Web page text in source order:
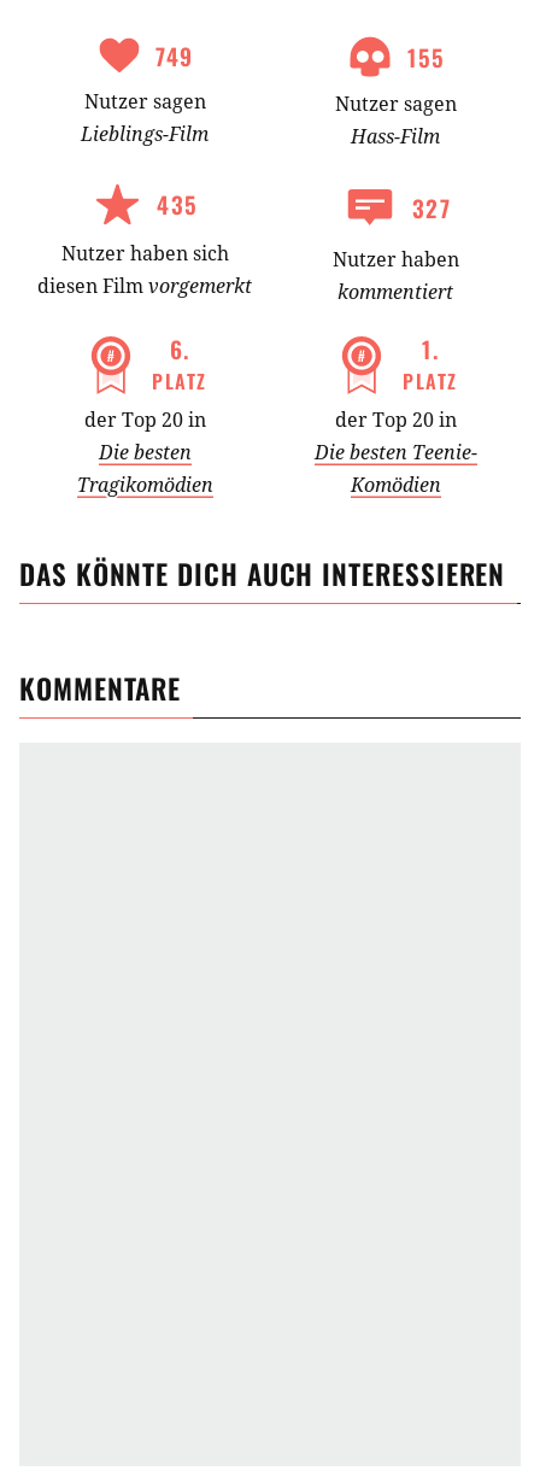
749
Nutzersagen
Lieblings-Film
155
Nutzersagen
Hass-Film
435
Nutzerhabensich
diesen Filmvorgemerkt
327
Nutzer haben
kommentiert
6.
PLATZ
der Top 20 in
Die besten
Tragikomödien
1.
PLATZ
der Top 20 in
Die besten Teenie-
Komödien
DAS KÖNNTE DICH AUCH INTERESSIEREN
KOMMENTARE